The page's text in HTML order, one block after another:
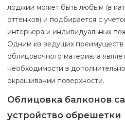
лоджии может быть любым (в
оттенков) и подбирается с
интерьера и индивидуальных
Одним из ведущих преимуществ
облицовочного материала
необходимости в
окрашивании поверхности.
Облицовка балконов
устройство обрешетки